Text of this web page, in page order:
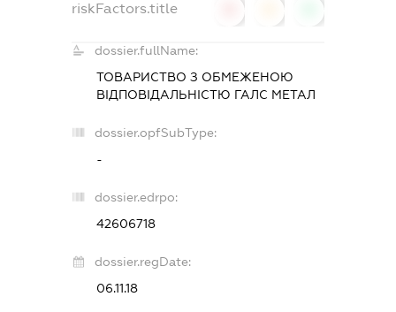
riskFactors.title
dossier.fullName:
ТОВАРИСТВО З ОБМЕЖЕНОЮ
ВІДПОВІДАЛЬНІСТЮ ГАЛС МЕТАЛ
dossier.opfSubType:
-
dossier.edrpo:
42606718
dossier.regDate:
06.11.18